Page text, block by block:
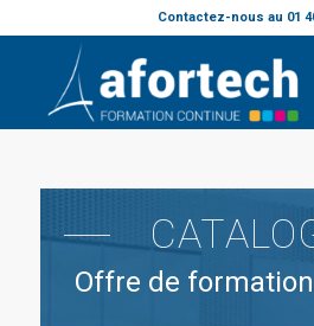
Contactez-nous au 01
Offre de